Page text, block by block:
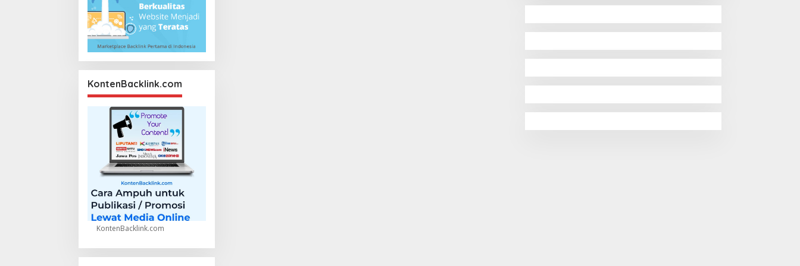
KontenBacklink.com
KontenBacklink.com